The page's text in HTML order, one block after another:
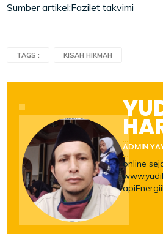
Sumber artikel:Fazilet takvimi
TAGS : KISAH HIKMAH
ADMIN
online